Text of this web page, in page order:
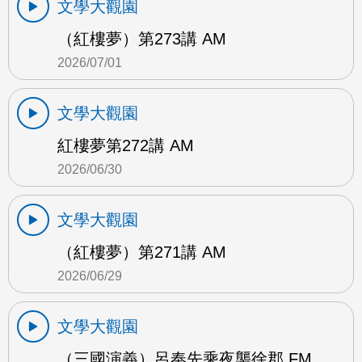
文學大觀園
（紅樓夢）第273講 AM
2026/07/01
文學大觀園
紅樓夢第272講 AM
2026/06/30
文學大觀園
（紅樓夢）第271講 AM
2026/06/29
文學大觀園